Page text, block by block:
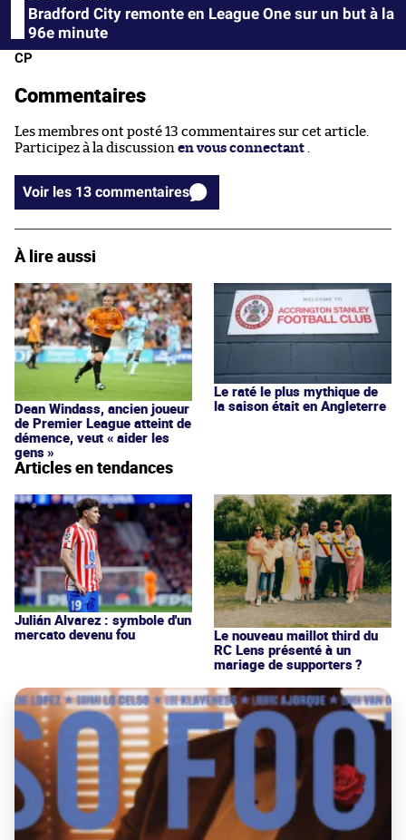
Bradford City remonte en League One sur un but à la
96e minute
CP
Commentaires
Les membres ont posté 13 commentaires sur cet article.
Participez à la discussion en vous connectant
Voir les 13 commentaires
À lire aussi
Dean Windass, ancien joueur
de Premier League atteint de
démence, veut « aider les
gens »
Le raté le plus mythique de
la saison était en Angleterre
Articles en tendances
Julián Alvarez : symbole d'un
mercato devenu fou
Le nouveau maillot third du
RC Lens présenté à un
mariage de supporters ?